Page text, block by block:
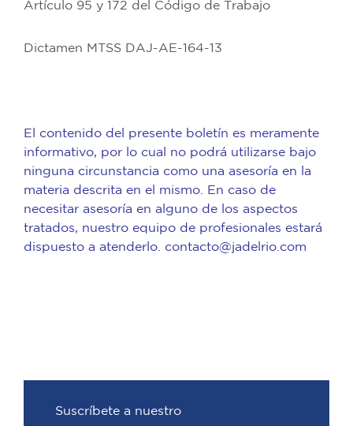
Artículo 95 y 172 del Código de Trabajo
Dictamen MTSS DAJ-AE-164-13
El contenido del presente boletín es meramente
informativo, por lo cual no podrá utilizarse bajo
ninguna circunstancia como una asesoría en la
materia descrita en el mismo. En caso de
necesitar asesoría en alguno de los aspectos
tratados, nuestro equipo de profesionales estará
dispuesto a atenderlo. contacto@jadelrio.com
Suscríbete a nuestro